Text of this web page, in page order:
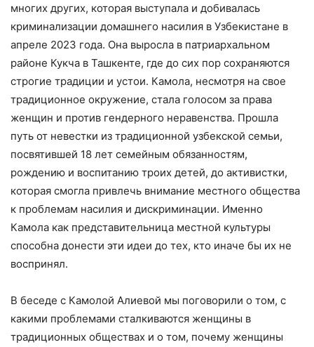
многих других, которая выступала и добивалась
криминализации домашнего насилия в Узбекистане в
апреле 2023 года. Она выросла в патриархальном
районе Кукча в Ташкенте, где до сих пор сохраняются
строгие традиции и устои. Камола, несмотря на свое
традиционное окружение, стала голосом за права
женщин и против гендерного неравенства. Прошла
путь от невестки из традиционной узбекской семьи,
посвятившей 18 лет семейным обязанностям,
рождению и воспитанию троих детей, до активистки,
которая смогла привлечь внимание местного общества
к проблемам насилия и дискриминации. Именно
Камола как представительница местной культуры
способна донести эти идеи до тех, кто иначе бы их не
воспринял.
В беседе с Камолой Алиевой мы поговорили о том, с
какими проблемами сталкиваются женщины в
традиционных обществах и о том, почему женщины